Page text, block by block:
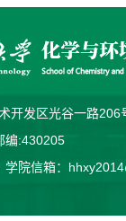
术开发区光谷一路
:430205
院信箱：